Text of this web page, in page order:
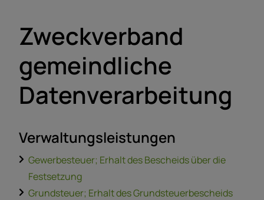
Zweckverband
gemeindliche
Datenverarbeitung
Verwaltungsleistungen
Gewerbesteuer; Erhalt des Bescheids über die
Festsetzung
Grundsteuer; Erhalt des Grundsteuerbescheids